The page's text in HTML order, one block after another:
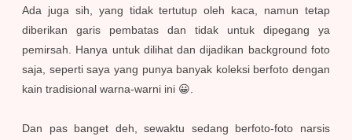
Ada juga sih, yang tidak tertutup oleh kaca, namun tetap
diberikan garis pembatas dan tidak untuk dipegang ya
pemirsah. Hanya untuk dilihat dan dijadikan background foto
saja, seperti saya yang punya banyak koleksi berfoto dengan
kain tradisional warna-warni ini 😀.
Dan pas banget deh, sewaktu sedang berfoto-foto narsis